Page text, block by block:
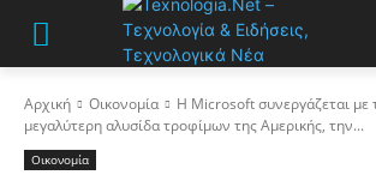
Αρχική Οικονομία
Η Microsoft συνεργάζεται με
μεγαλύτερη αλυσίδα τροφίμων της Αμερικής, την...
Οικονομία